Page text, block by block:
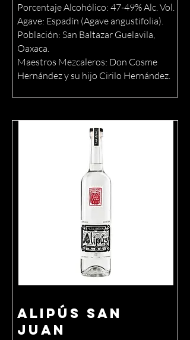
Porcentaje Alcohólico: 47-49% Alc. Vol.
Agave: Espadín (Agave angustifolia).
Población: San Baltazar Guelavila,
Oaxaca.
Maestros Mezcaleros: Don Cosme
Hernández y su hijo Cirilo Hernández.
Alipús San
Juan